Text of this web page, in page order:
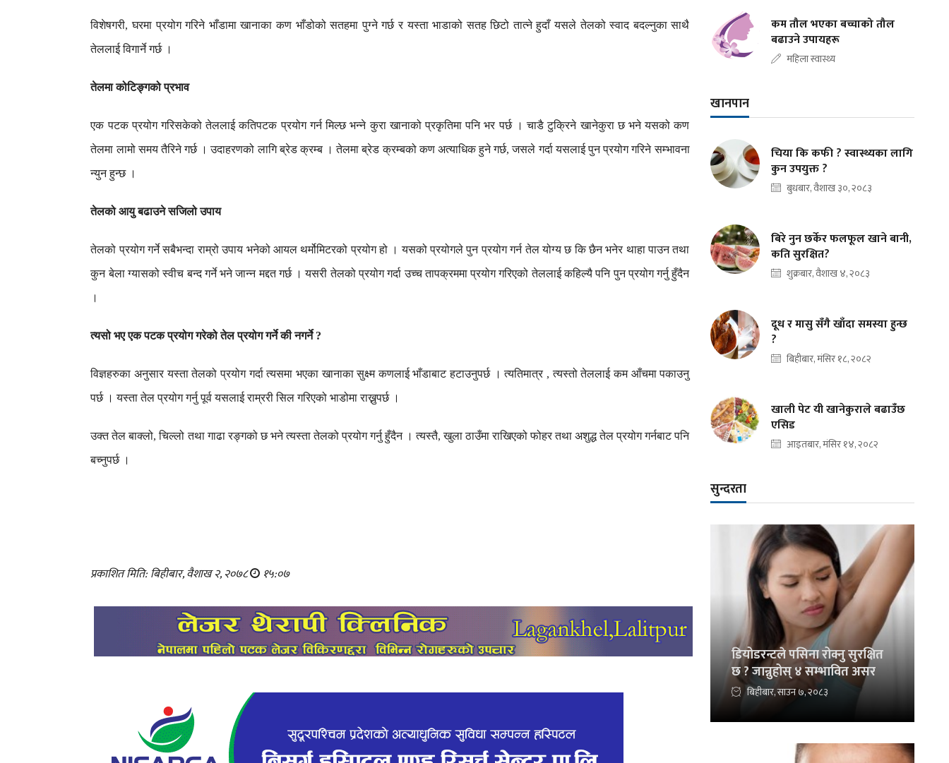
विशेषगरी,घरमा प्रयोग गरिने भाँडामा खानाका कण भाँडोको सतहमा पुग्ने गर्छ र यस्ता भाडाको सतह छिटो तात्ने हुदाँ यसले तेलको स्वाद बदल्नुका साथै
तेललाईविगार्नेगर्छ ।
तेलमाकोटिङ्गकोप्रभाव
एक पटक प्रयोग गरिसकेको तेललाई कतिपटक प्रयोग गर्न मिल्छ भन्ने कुरा खानाको प्रकृतिमा पनि भर पर्छ । चाडै टुक्रिने खानेकुरा छ भने यसको कण
तेलमा लामोसमयतैरिनेगर्छ । उदाहरणको लागिब्रेडक्रम्ब । तेलमा ब्रेड क्रम्बकोकणअत्याधिकहुनेगर्छ,जसले गर्दायसलाईपुनप्रयोगगरिनेसम्भावना
न्युनहुन्छ ।
तेलकोआयुबढाउनेसजिलोउपाय
तेलको प्रयोगगर्नेसबैभन्दा राम्रोउपाय भनेको आयलथर्मोमिटरको प्रयोगहो । यसकोप्रयोगले पुनप्रयोगगर्नतेलयोग्यछकिछैनभनेर थाहापाउनतथा
कुनबेलाग्यासकोस्वीच बन्दगर्नेभनेजान्नमद्दतगर्छ । यसरी तेलकोप्रयोगगर्दा उच्चतापक्रममाप्रयोगगरिएको तेललाईकहिल्यैपनिपुनप्रयोगगर्नुहुँदैन
।
त्यसोभएएकपटकप्रयोगगरेकोतेलप्रयोगगर्नेकीनगर्ने?
विज्ञहरुका अनुसार यस्ता तेलको प्रयोग गर्दा त्यसमा भएका खानाका सुक्ष्म कणलाई भाँडाबाट हटाउनुपर्छ । त्यतिमात्र ,त्यस्तो तेललाई कम आँचमा पकाउनु
पर्छ । यस्तातेलप्रयोगगर्नुपूर्वयसलाईराम्ररीसिलगरिएकोभाडोमाराख्नुपर्छ ।
उक्ततेल बाक्लो,चिल्लो तथागाढारङ्गकोछभनेत्यस्तातेलकोप्रयोगगर्नुहुँदैन । त्यस्तै,खुलाठाउँमाराखिएकोफोहरतथाअशुद्धतेलप्रयोगगर्नबाटपनि
बच्नुपर्छ ।
प्रकाशित मिति: बिहीबार, वैशाख २, २०७८ १५:०७
कम तौल भएका बच्चाको तौल
बढाउने उपायहरू
महिला स्वास्थ्य
खानपान
चिया कि कफी ? स्वास्थ्यका लागि
कुन उपयुक्त ?
बुधबार, वैशाख ३०, २०८३
बिरे नुन छर्केर फलफूल खाने बानी,
कति सुरक्षित?
शुक्रबार, वैशाख ४, २०८३
दूध र मासु सँगै खाँदा समस्या हुन्छ
?
बिहीबार, मंसिर १८, २०८२
खाली पेट यी खानेकुराले बढाउँछ
एसिड
आइतबार, मंसिर १४, २०८२
सुन्दरता
डियोडरन्टले पसिना रोक्नु सुरक्षित
छ ? जान्नुहोस् ४ सम्भावित असर
बिहीबार, साउन ७, २०८३